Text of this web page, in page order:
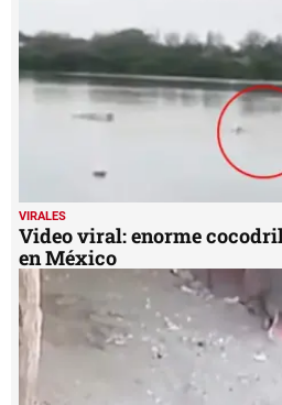
VIRALES
Video viral: enorme
en México